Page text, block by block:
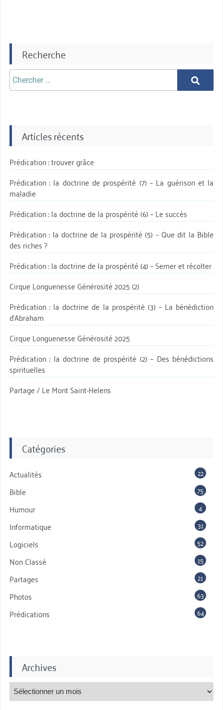
Recherche
Chercher
aprè:
Chercher
Articles récents
Prédication : trouver grâce
Prédication : la doctrine de prospérité (7) – La guérison et la
maladie
Prédication : la doctrine de la prospérité (6) – Le succès
Prédication : la doctrine de la prospérité (5) – Que dit la Bible
des riches ?
Prédication : la doctrine de la prospérité (4) – Semer et récolter
Cirque Longuenesse Générosité 2025 (2)
Prédication : la doctrine de la prospérité (3) – La bénédiction
d’Abraham
Cirque Longuenesse Générosité 2025
Prédication : la doctrine de prospérité (2) – Des bénédictions
spirituelles
Partage / Le Mont Saint-Helens
Catégories
Actualités 22
Bible 75
Humour 4
Informatique 31
Logiciels 52
Non Classé 15
Partages 21
Photos 63
Prédications 64
Archives